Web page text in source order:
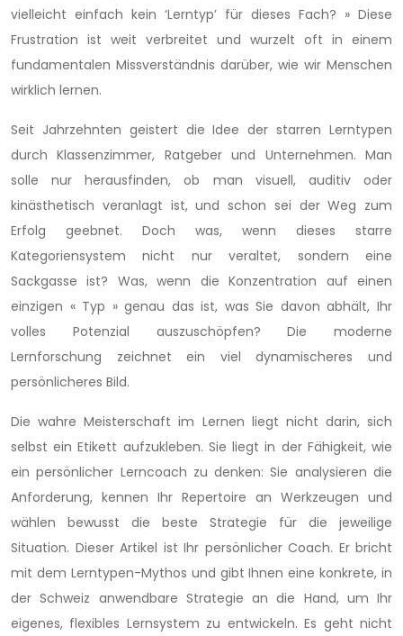
vielleicht einfach kein ‘Lerntyp’ für dieses Fach? » Diese
Frustration ist weit verbreitet und wurzelt oft in einem
fundamentalen Missverständnis darüber, wie wir Menschen
wirklich lernen.
Seit Jahrzehnten geistert die Idee der starren Lerntypen
durch Klassenzimmer, Ratgeber und Unternehmen. Man
solle nur herausfinden, ob man visuell, auditiv oder
kinästhetisch veranlagt ist, und schon sei der Weg zum
Erfolg geebnet. Doch was, wenn dieses starre
Kategoriensystem nicht nur veraltet, sondern eine
Sackgasse ist? Was, wenn die Konzentration auf einen
einzigen « Typ » genau das ist, was Sie davon abhält, Ihr
volles Potenzial auszuschöpfen? Die moderne
Lernforschung zeichnet ein viel dynamischeres und
persönlicheres Bild.
Die wahre Meisterschaft im Lernen liegt nicht darin, sich
selbst ein Etikett aufzukleben. Sie liegt in der Fähigkeit, wie
ein persönlicher Lerncoach zu denken: Sie analysieren die
Anforderung, kennen Ihr Repertoire an Werkzeugen und
wählen bewusst die beste Strategie für die jeweilige
Situation. Dieser Artikel ist Ihr persönlicher Coach. Er bricht
mit dem Lerntypen-Mythos und gibt Ihnen eine konkrete, in
der Schweiz anwendbare Strategie an die Hand, um Ihr
eigenes, flexibles Lernsystem zu entwickeln. Es geht nicht